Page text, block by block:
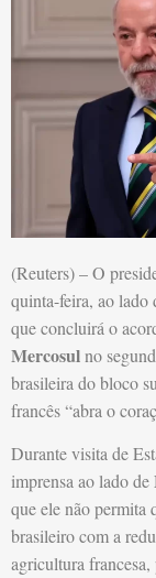
(Reuters) – O
quinta-feira, ao lado
que concluirá o
Mercosulno
brasileira do bloco
francês “abra o
Durante visita de
imprensa ao lado de
que ele não permita
brasileiro com a
agricultura